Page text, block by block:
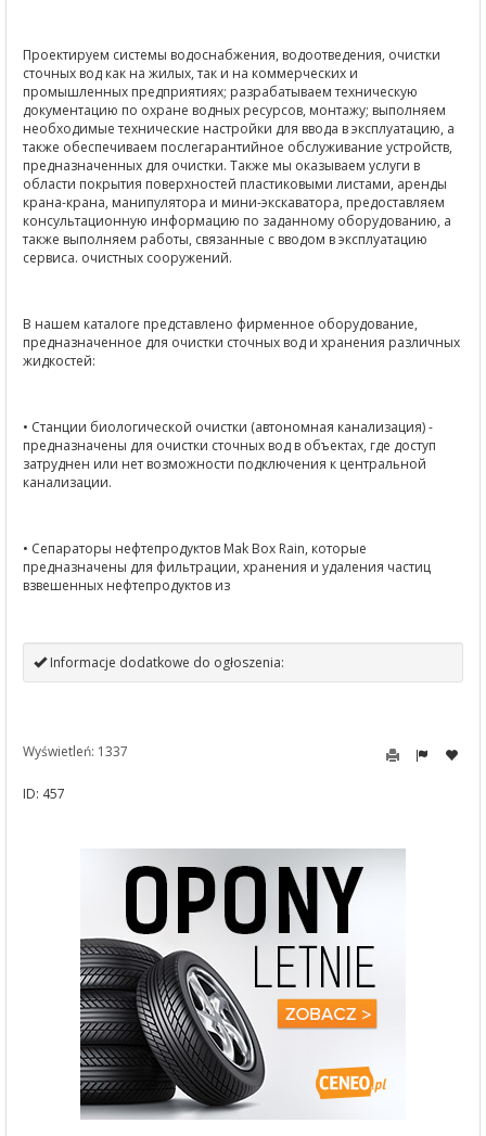
Проектируем системы водоснабжения, водоотведения, очистки
сточных вод как на жилых, так и на коммерческих и
промышленных предприятиях; разрабатываем техническую
документацию по охране водных ресурсов, монтажу; выполняем
необходимые технические настройки для ввода в эксплуатацию, а
также обеспечиваем послегарантийное обслуживание устройств,
предназначенных для очистки. Также мы оказываем услуги в
области покрытия поверхностей пластиковыми листами, аренды
крана-крана, манипулятора и мини-экскаватора, предоставляем
консультационную информацию по заданному оборудованию, а
также выполняем работы, связанные с вводом в эксплуатацию
сервиса. очистных сооружений.
В нашем каталоге представлено фирменное оборудование,
предназначенное для очистки сточных вод и хранения различных
жидкостей:
• Станции биологической очистки (автономная канализация) -
предназначены для очистки сточных вод в объектах, где доступ
затруднен или нет возможности подключения к центральной
канализации.
• Сепараторы нефтепродуктов Mak Box Rain, которые
предназначены для фильтрации, хранения и удаления частиц
взвешенных нефтепродуктов из
Informacje dodatkowe do ogłoszenia:
Wyświetleń: 1337
ID: 457